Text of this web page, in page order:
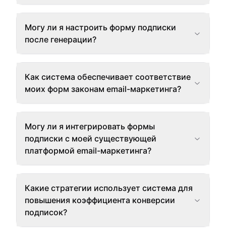
Могу ли я настроить форму подписки
после генерации?
Как система обеспечивает соответствие
моих форм законам email-маркетинга?
Могу ли я интегрировать формы
подписки с моей существующей
платформой email-маркетинга?
Какие стратегии использует система для
повышения коэффициента конверсии
подписок?